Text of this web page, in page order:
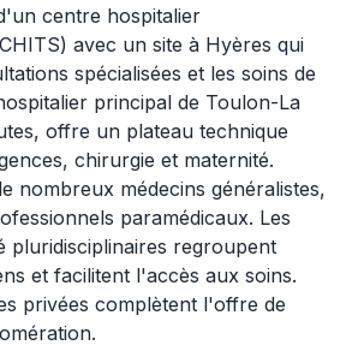
centre hospitalier
avec un site à Hyères qui
spécialisées et les soins de
principal de Toulon-La
offre un plateau technique
chirurgie et maternité.
nombreux médecins généralistes,
paramédicaux. Les
pluridisciplinaires regroupent
et facilitent l'accès aux soins.
privées complètent l'offre de